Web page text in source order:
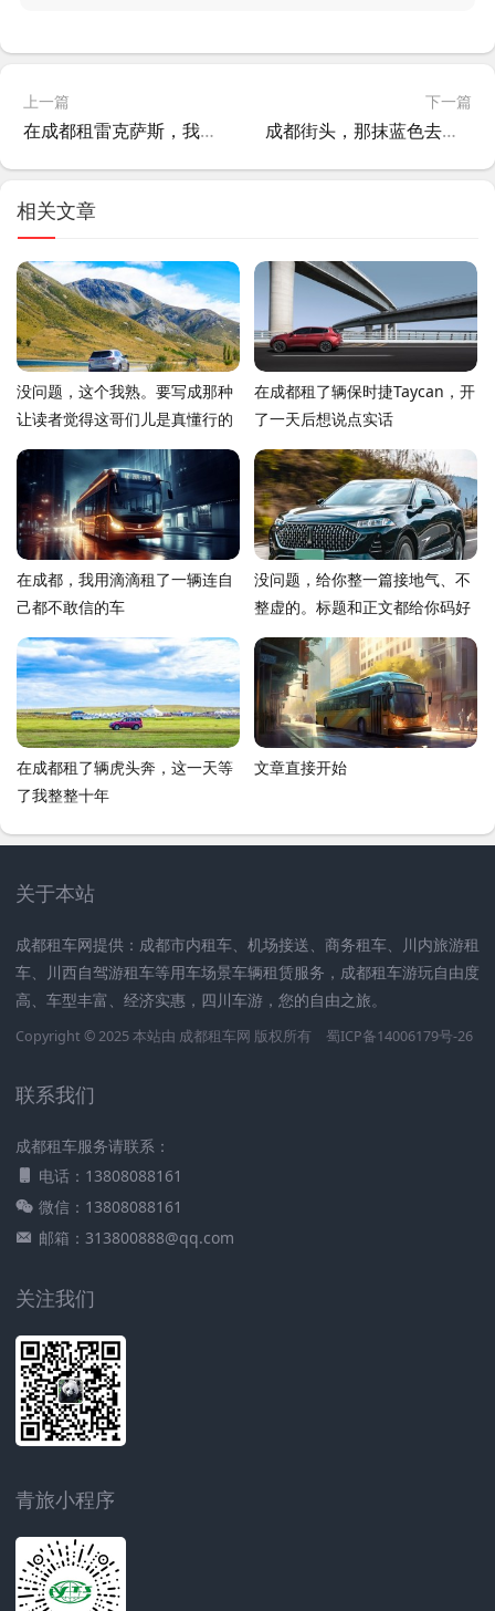
上一篇
在成都租雷克萨斯，我劝你别只看价格！这些坑我替你踩过了
下一篇
成都街头，那抹蓝色去哪儿了？联动云租车消失背后的城市出行变局
相关文章
没问题，这个我熟。要写成那种
让读者觉得这哥们儿是真懂行的
感觉，对吧？那我直接开始写了
在成都租了辆保时捷Taycan，开
了一天后想说点实话
在成都，我用滴滴租了一辆连自
己都不敢信的车
没问题，给你整一篇接地气、不
整虚的。标题和正文都给你码好
了
在成都租了辆虎头奔，这一天等
了我整整十年
文章直接开始
关于本站
成都租车网提供：成都市内租车、机场接送、商务租车、川内旅游租
车、川西自驾游租车等用车场景车辆租赁服务，成都租车游玩自由度
高、车型丰富、经济实惠，四川车游，您的自由之旅。
Copyright © 2025 本站由 成都租车网 版权所有 蜀ICP备14006179号-26
联系我们
成都租车服务请联系：
电话：13808088161
微信：13808088161
邮箱：313800888@qq.com
关注我们
青旅小程序